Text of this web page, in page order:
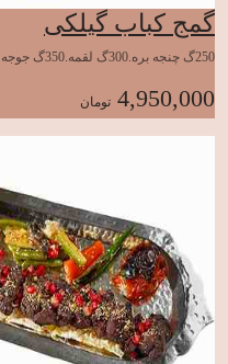
گمج کباب گیلکی
250گ چنجه بره.300گ لقمه.350گ جوجه سینه.جوجه ترش300
4,950,000 تومان